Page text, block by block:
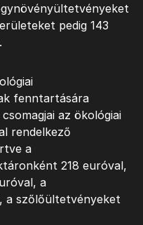
pedig 143
fenntartására
az ökológiai
rendelkező
a
218 euróval,
a
a szőlőültetvényeket